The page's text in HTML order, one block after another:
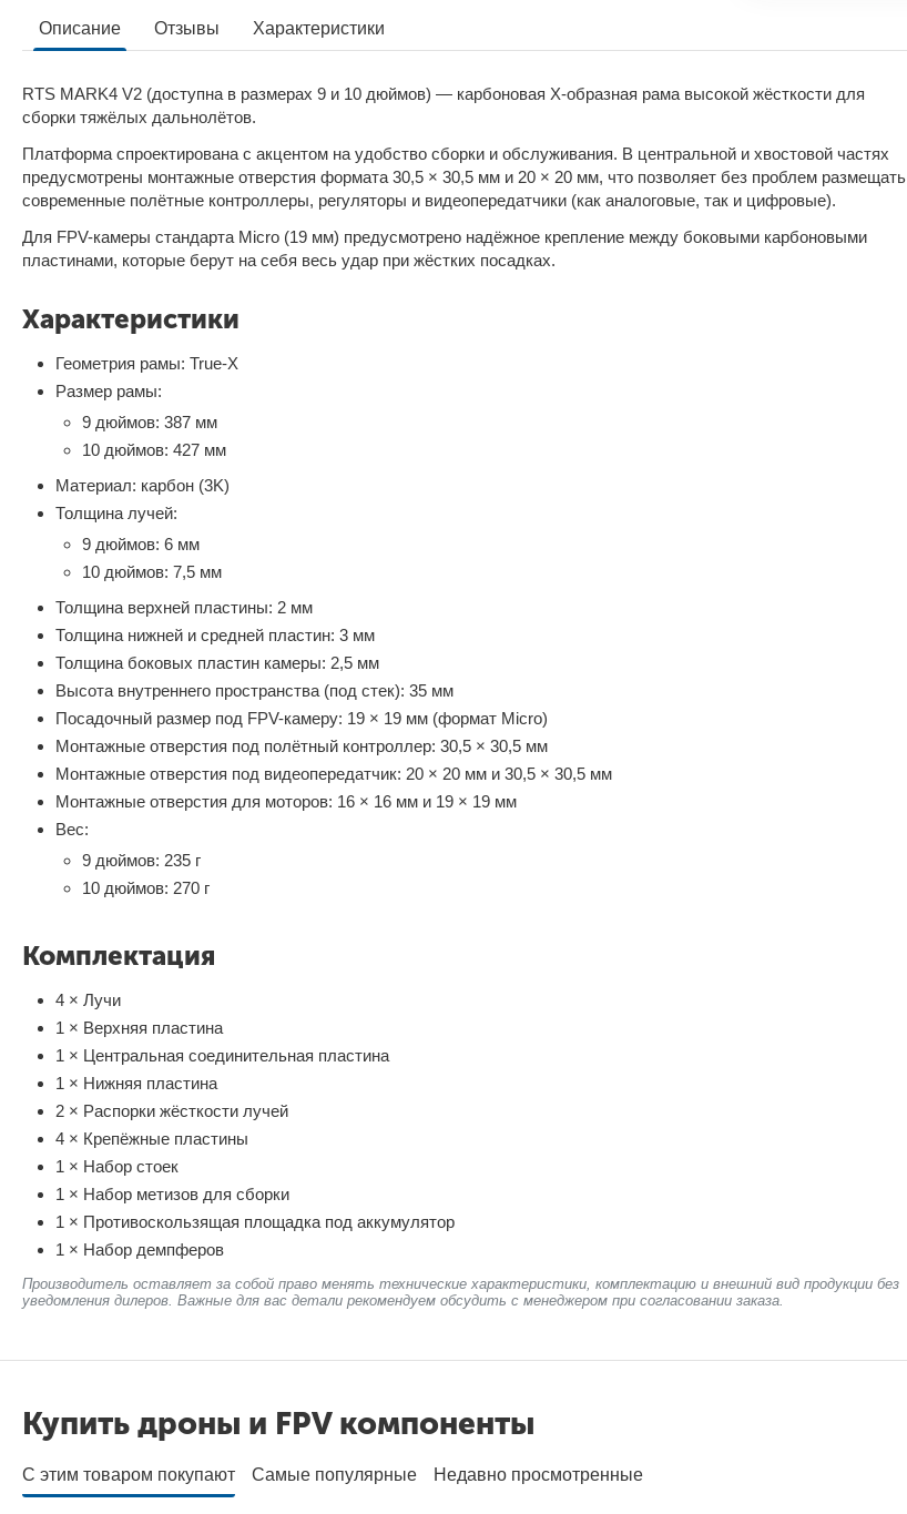
Описание Отзывы Характеристики
RTS MARK4 V2 (доступна в размерах 9 и 10 дюймов) — карбоновая Х-образная рама высокой жёсткости для
сборки тяжёлых дальнолётов.
Платформа спроектирована с акцентом на удобство сборки и обслуживания. В центральной и хвостовой частях
предусмотрены монтажные отверстия формата 30,5 × 30,5 мм и 20 × 20 мм, что позволяет без проблем размещать
современные полётные контроллеры, регуляторы и видеопередатчики (как аналоговые, так и цифровые).
Для FPV-камеры стандарта Micro (19 мм) предусмотрено надёжное крепление между боковыми карбоновыми
пластинами, которые берут на себя весь удар при жёстких посадках.
Характеристики
Геометрия рамы: True-X
Размер рамы:
9 дюймов: 387 мм
10 дюймов: 427 мм
Материал: карбон (3K)
Толщина лучей:
9 дюймов: 6 мм
10 дюймов: 7,5 мм
Толщина верхней пластины: 2 мм
Толщина нижней и средней пластин: 3 мм
Толщина боковых пластин камеры: 2,5 мм
Высота внутреннего пространства (под стек): 35 мм
Посадочный размер под FPV-камеру: 19 × 19 мм (формат Micro)
Монтажные отверстия под полётный контроллер: 30,5 × 30,5 мм
Монтажные отверстия под видеопередатчик: 20 × 20 мм и 30,5 × 30,5 мм
Монтажные отверстия для моторов: 16 × 16 мм и 19 × 19 мм
Вес:
9 дюймов: 235 г
10 дюймов: 270 г
Комплектация
4 × Лучи
1 × Верхняя пластина
1 × Центральная соединительная пластина
1 × Нижняя пластина
2 × Распорки жёсткости лучей
4 × Крепёжные пластины
1 × Набор стоек
1 × Набор метизов для сборки
1 × Противоскользящая площадка под аккумулятор
1 × Набор демпферов
Производитель оставляет за собой право менять технические характеристики, комплектацию и внешний вид продукции без
уведомления дилеров. Важные для вас детали рекомендуем обсудить с менеджером при согласовании заказа.
Купить дроны и FPV компоненты
С этим товаром покупают Самые популярные Недавно просмотренные